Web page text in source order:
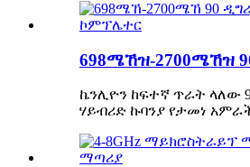
698ሜኸዝ-2700ሜኸዝ
ኬንሊዮን ከፍተኛ ጥራት ላለው
ሃይብሪድ ኩባንያ የታመነ